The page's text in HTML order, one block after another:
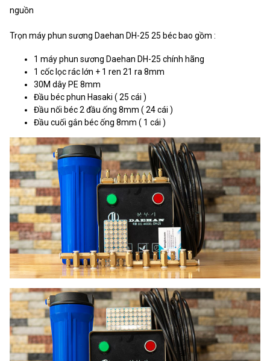
nguồn
Trọn máy phun sương Daehan DH-25 25 béc bao gồm :
1 máy phun sương Daehan DH-25 chính hãng
1 cốc lọc rác lớn + 1 ren 21 ra 8mm
30M dây PE 8mm
Đầu béc phun Hasaki ( 25 cái )
Đầu nối béc 2 đầu ống 8mm ( 24 cái )
Đầu cuối gắn béc ống 8mm ( 1 cái )